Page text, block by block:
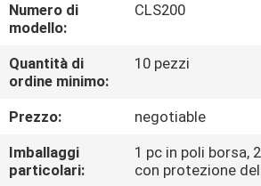
CONTROLLO
DI
QUALITÀ
CONTATTICI
Numero di
modello:
CLS200
Quantità di
ordine minimo:
10 pezzi
Prezzo:
negotiable
Imballaggi
particolari:
1 pc in poli borsa,
con protezione